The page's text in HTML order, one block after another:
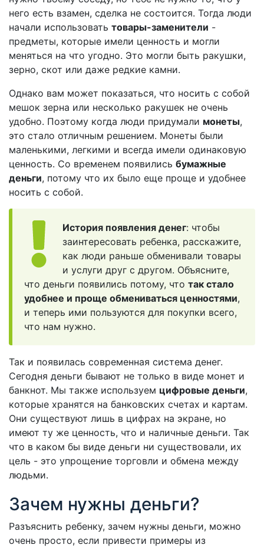
него есть взамен, сделка не состоится. Тогда люди
начали использовать товары-заменители -
предметы, которые имели ценность и могли
меняться на что угодно. Это могли быть ракушки,
зерно, скот или даже редкие камни.
Однако вам может показаться, что носить с собой
мешок зерна или несколько ракушек не очень
удобно. Поэтому когда люди придумали монеты,
это стало отличным решением. Монеты были
маленькими, легкими и всегда имели одинаковую
ценность. Со временем появились бумажные
деньги, потому что их было еще проще и удобнее
носить с собой.
История появления денег: чтобы
заинтересовать ребенка, расскажите,
как люди раньше обменивали товары
и услуги друг с другом. Объясните,
что деньги появились потому, что так стало
удобнее и проще обмениваться ценностями,
и теперь ими пользуются для покупки всего,
что нам нужно.
Так и появилась современная система денег.
Сегодня деньги бывают не только в виде монет и
банкнот. Мы также используем цифровые деньги,
которые хранятся на банковских счетах и картам.
Они существуют лишь в цифрах на экране, но
имеют ту же ценность, что и наличные деньги. Так
что в каком бы виде деньги ни существовали, их
цель - это упрощение торговли и обмена между
людьми.
Зачем нужны деньги?
Разъяснить ребенку, зачем нужны деньги, можно
очень просто, если привести примеры из